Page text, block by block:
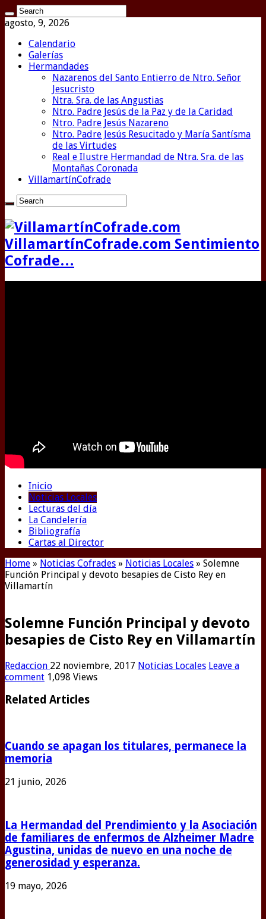
agosto, 9, 2026
Calendario
Galerías
Hermandades
Nazarenos del Santo Entierro de Ntro. Señor
Jesucristo
Ntra. Sra. de las Angustias
Ntro. Padre Jesús de la Paz y de la Caridad
Ntro. Padre Jesús Nazareno
Ntro. Padre Jesús Resucitado y María Santísma
de las Virtudes
Real e Ilustre Hermandad de Ntra. Sra. de las
Montañas Coronada
VillamartínCofrade
VillamartínCofrade.com Sentimiento
Cofrade…
Inicio
Noticias Locales
Lecturas del día
La Candelería
Bibliografía
Cartas al Director
Home » Noticias Cofrades » Noticias Locales » Solemne
Función Principal y devoto besapies de Cisto Rey en
Villamartín
Solemne Función Principal y devoto
besapies de Cisto Rey en Villamartín
Redaccion 22 noviembre, 2017 Noticias Locales Leave a
comment 1,098 Views
Related Articles
Cuando se apagan los titulares, permanece la
memoria
21 junio, 2026
La Hermandad del Prendimiento y la Asociación
de familiares de enfermos de Alzheimer Madre
Agustina, unidas de nuevo en una noche de
generosidad y esperanza.
19 mayo, 2026